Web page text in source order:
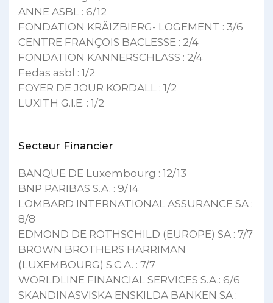
ANNE ASBL : 6/12
FONDATION KRÄIZBIERG- LOGEMENT : 3/6
CENTRE FRANÇOIS BACLESSE : 2/4
FONDATION KANNERSCHLASS : 2/4
Fedas asbl : 1/2
FOYER DE JOUR KORDALL : 1/2
LUXITH G.I.E. : 1/2
Secteur Financier
BANQUE DE Luxembourg : 12/13
BNP PARIBAS S.A. : 9/14
LOMBARD INTERNATIONAL ASSURANCE SA :
8/8
EDMOND DE ROTHSCHILD (EUROPE) SA : 7/7
BROWN BROTHERS HARRIMAN
(LUXEMBOURG) S.C.A. : 7/7
WORLDLINE FINANCIAL SERVICES S.A.: 6/6
SKANDINASVISKA ENSKILDA BANKEN SA :